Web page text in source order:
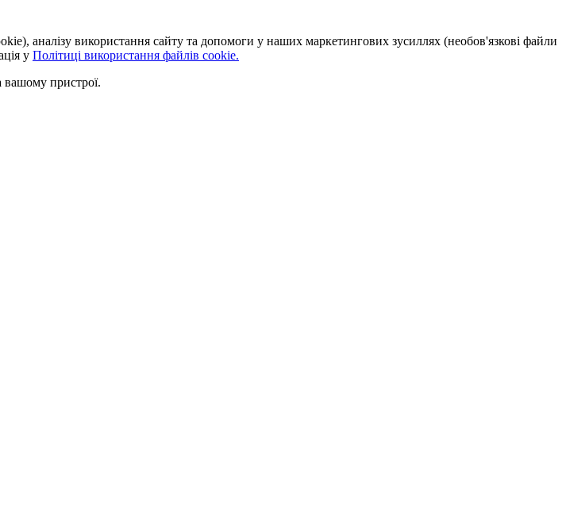
аналізу використання сайту та допомоги у наших маркетингових зусиллях (необов'язкові файли
у Політиці використання файлів cookie.
пристрої.